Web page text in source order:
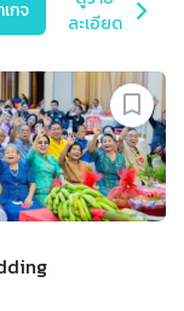
กจ
ละเอียด